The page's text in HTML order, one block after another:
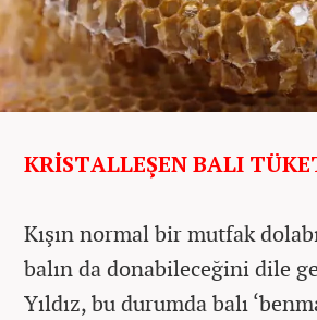
KRİSTALLEŞEN BALI
Kışın normal bir mutfak
balın da donabileceğini dile
Yıldız, bu durumda balı